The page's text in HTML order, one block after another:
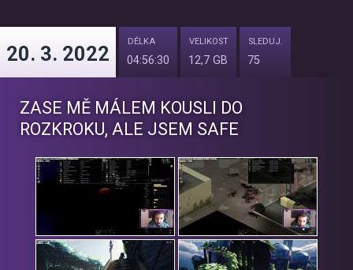
20. 3. 2022
DÉLKA
04:56:30
VELIKOST
12,7 GB
SLEDUJ.
75
ZASE MĚ MÁLEM KOUSLI DO
ROZKROKU, ALE JSEM SAFE